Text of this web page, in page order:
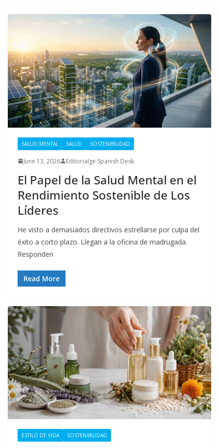
SALUD MENTAL SALUD SOSTENIBILIDAD
June 13, 2026 Editorialge Spanish Desk
El Papel de la Salud Mental en el
Rendimiento Sostenible de Los
Líderes
He visto a demasiados directivos estrellarse por culpa del
éxito a corto plazo. Llegan a la oficina de madrugada.
Responden
Read More
ESTILO DE VIDA SOSTENIBILIDAD